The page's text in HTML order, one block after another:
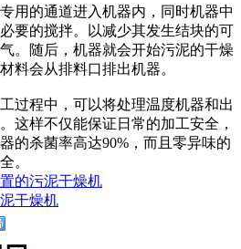
的通道进入机器内，同时机器中
要的搅拌。以减少其发生结块的可
。随后，机器就会开始污泥的干燥
料会从排料口排出机器。
程中，可以将处理温度机器和出
这样不仅能保证日常的加工安全，
的杀菌率高达90%，而且零异味的
。
的污泥干燥机
干燥机